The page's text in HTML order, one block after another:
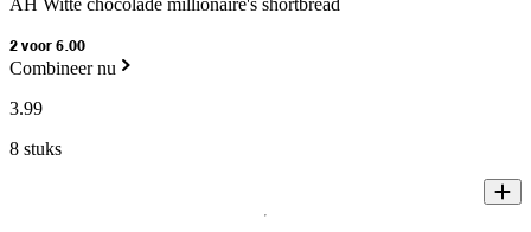
AH Witte chocolade millionaire's shortbread
2 voor 6.00
Combineer nu
3.99
8 stuks